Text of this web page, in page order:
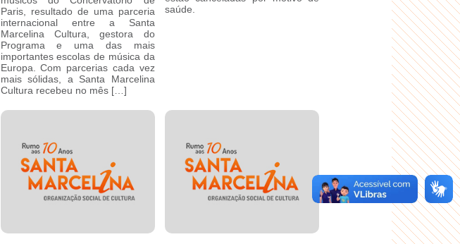
Paris, resultado de uma parceria
internacional entre a Santa
Marcelina Cultura, gestora do
Programa e uma das mais
importantes escolas de música da
Europa. Com parcerias cada vez
mais sólidas, a Santa Marcelina
Cultura recebeu no mês […]
saúde.